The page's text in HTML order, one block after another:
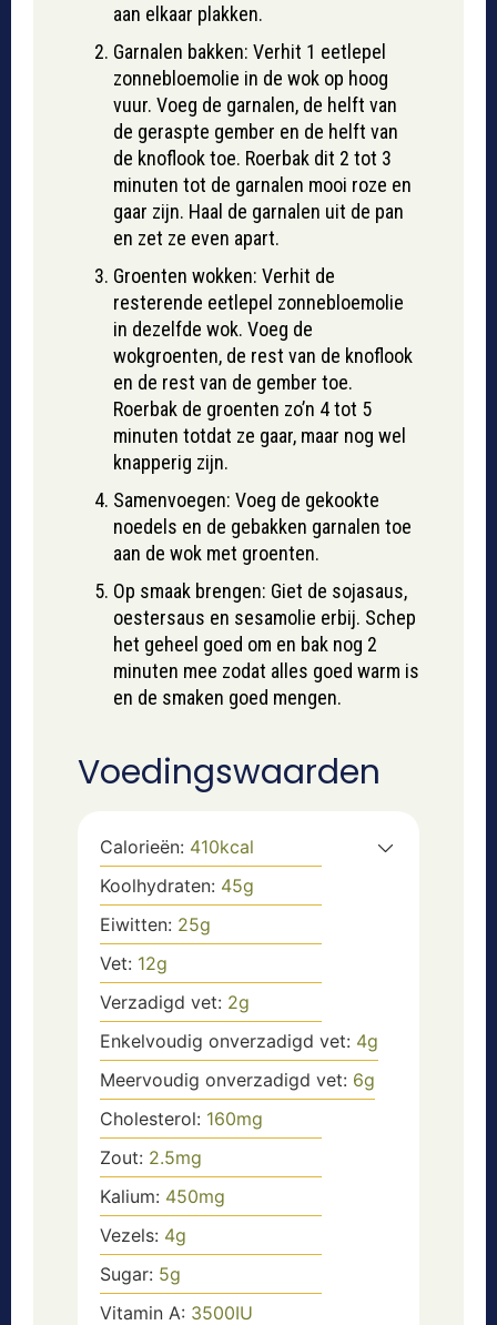
aan elkaar plakken.
Garnalen bakken: Verhit 1 eetlepel
zonnebloemolie in de wok op hoog
vuur. Voeg de garnalen, de helft van
de geraspte gember en de helft van
de knoflook toe. Roerbak dit 2 tot 3
minuten tot de garnalen mooi roze en
gaar zijn. Haal de garnalen uit de pan
en zet ze even apart.
Groenten wokken: Verhit de
resterende eetlepel zonnebloemolie
in dezelfde wok. Voeg de
wokgroenten, de rest van de knoflook
en de rest van de gember toe.
Roerbak de groenten zo’n 4 tot 5
minuten totdat ze gaar, maar nog wel
knapperig zijn.
Samenvoegen: Voeg de gekookte
noedels en de gebakken garnalen toe
aan de wok met groenten.
Op smaak brengen: Giet de sojasaus,
oestersaus en sesamolie erbij. Schep
het geheel goed om en bak nog 2
minuten mee zodat alles goed warm is
en de smaken goed mengen.
Voedingswaarden
Calorieën: 410kcal
Koolhydraten: 45g
Eiwitten: 25g
Vet: 12g
Verzadigd vet: 2g
Enkelvoudig onverzadigd vet: 4g
Meervoudig onverzadigd vet: 6g
Cholesterol: 160mg
Zout: 2.5mg
Kalium: 450mg
Vezels: 4g
Sugar: 5g
Vitamin A: 3500IU